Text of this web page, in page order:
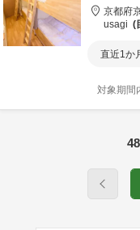
京都府
usagi
直近1か
対象期間
48